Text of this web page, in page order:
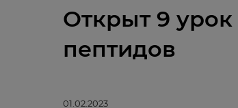
Открыт 9 урок
пептидов
01.02.2023